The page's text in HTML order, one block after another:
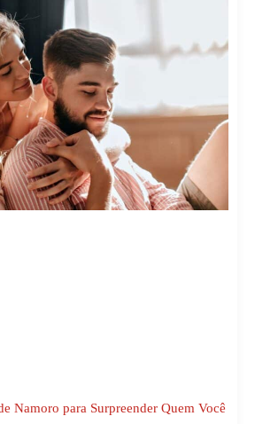
Namoro para Surpreender Quem Você